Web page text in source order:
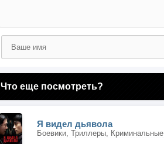
Что еще посмотреть?
Я видел дьявола
Боевики, Триллеры, Криминальные